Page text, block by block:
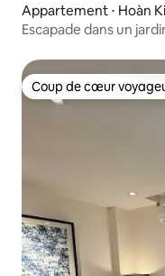
Appartement ⋅ Hoàn
Escapade dans un
Coup de cœur
Coup de cœur